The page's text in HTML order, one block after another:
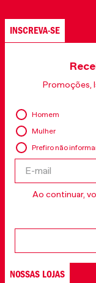
INSCREVA-SE
Promoções,
Homem
Mulher
Prefiro não
Ao continuar,
NOSSAS LOJAS